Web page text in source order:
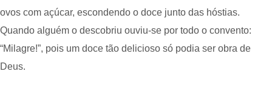
ovos com açúcar, escondendo o doce junto das hóstias.
Quando alguém o descobriu ouviu-se por todo o convento:
“Milagre!”, pois um doce tão delicioso só podia ser obra de
Deus.